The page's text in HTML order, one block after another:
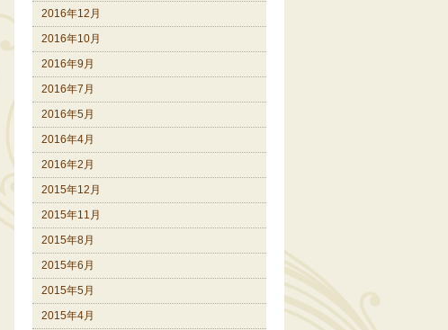
2016年12月
2016年10月
2016年9月
2016年7月
2016年5月
2016年4月
2016年2月
2015年12月
2015年11月
2015年8月
2015年6月
2015年5月
2015年4月